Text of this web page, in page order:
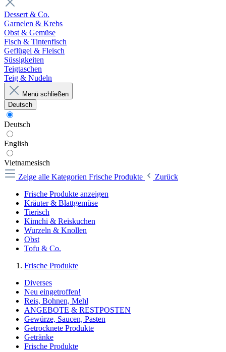
Dessert & Co.
Garnelen & Krebs
Obst & Gemüse
Fisch & Tintenfisch
Geflügel & Fleisch
Süssigkeiten
Teigtaschen
Teig & Nudeln
Menü schließen
Deutsch
Deutsch
English
Vietnamesisch
Zeige alle Kategorien Frische Produkte
Zurück
Frische Produkte anzeigen
Kräuter & Blattgemüse
Tierisch
Kimchi & Reiskuchen
Wurzeln & Knollen
Obst
Tofu & Co.
Frische Produkte
Diverses
Neu eingetroffen!
Reis, Bohnen, Mehl
ANGEBOTE & RESTPOSTEN
Gewürze, Saucen, Pasten
Getrocknete Produkte
Getränke
Frische Produkte